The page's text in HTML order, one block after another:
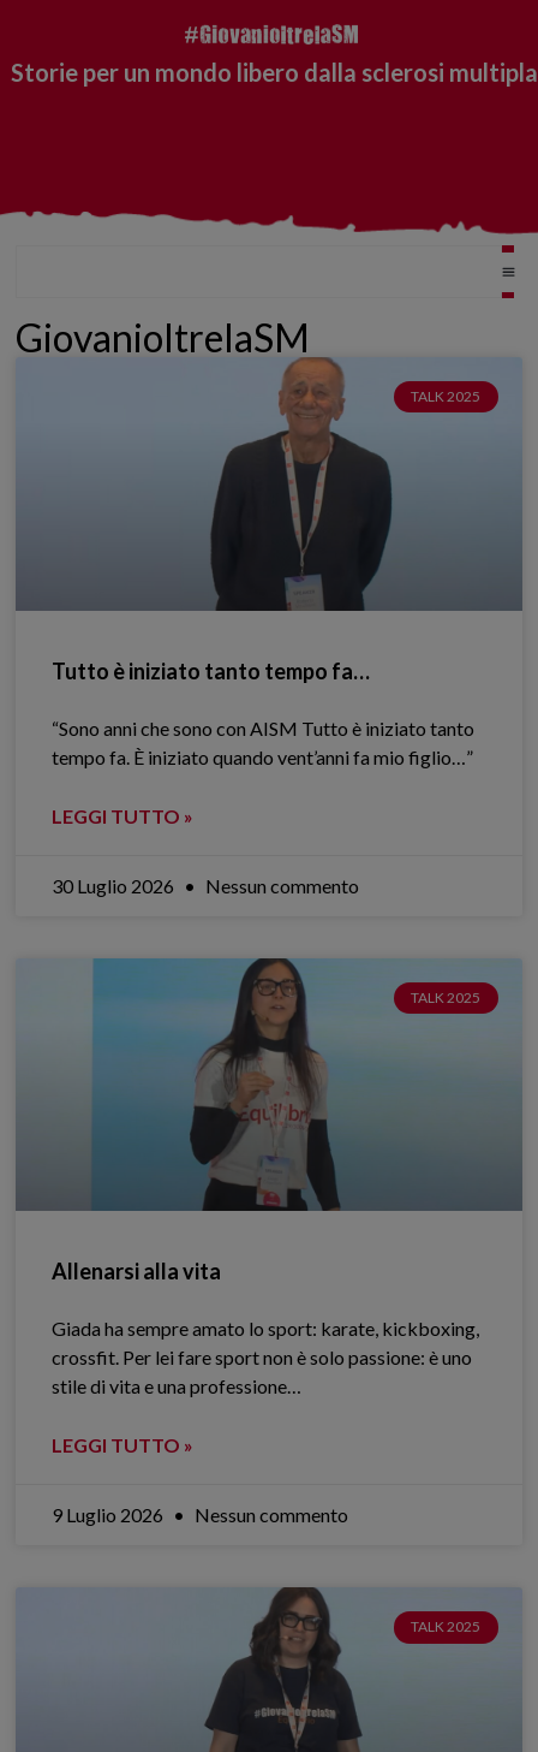
Storie per un mondo libero dalla sclerosi multipla
GiovanioltrelaSM
TALK 2025
Tutto è iniziato tanto tempo fa…
“Sono anni che sono con AISM Tutto è iniziato tanto
tempo fa. È iniziato quando vent’anni fa mio figlio…”
LEGGI TUTTO »
30 Luglio 2026 Nessun commento
TALK 2025
Allenarsi alla vita
Giada ha sempre amato lo sport: karate, kickboxing,
crossfit. Per lei fare sport non è solo passione: è uno
stile di vita e una professione…
LEGGI TUTTO »
9 Luglio 2026 Nessun commento
TALK 2025